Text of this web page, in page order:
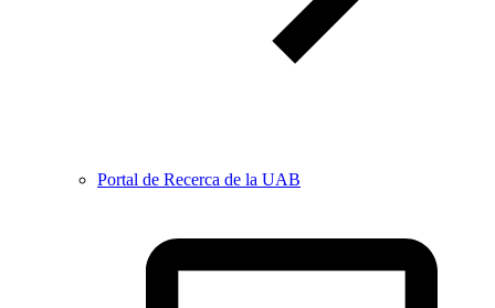
Portal de Recerca de la UAB